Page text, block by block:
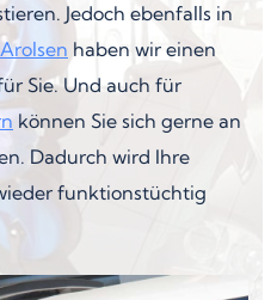
Jedoch ebenfalls in
haben wir einen
Sie. Und auch für
können Sie sich gerne an
Dadurch wird Ihre
funktionstüchtig